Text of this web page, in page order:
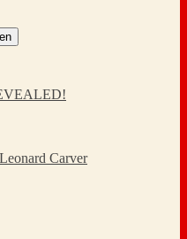
Carver